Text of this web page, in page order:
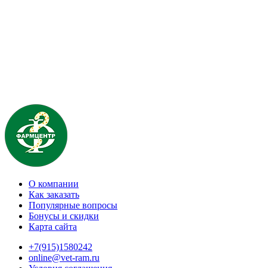
О компании
Как заказать
Популярные вопросы
Бонусы и скидки
Карта сайта
+7(915)1580242
online@vet-ram.ru